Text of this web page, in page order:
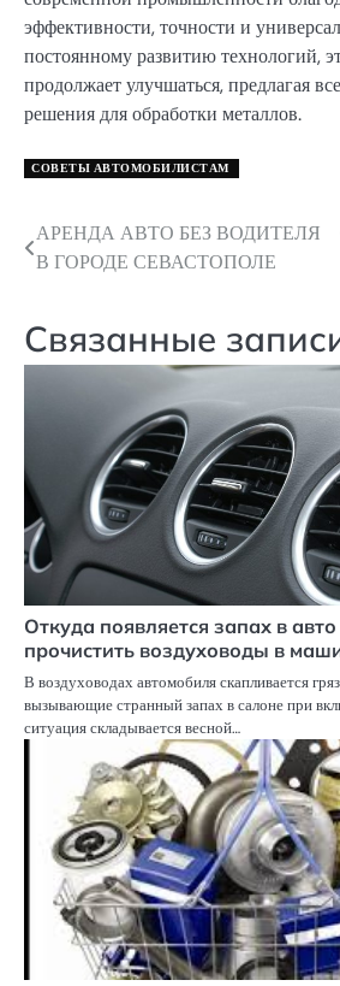
эффективности, точности и
постоянному развитию технологий,
продолжает улучшаться, предлагая
решения для обработки металлов.
СОВЕТЫ АВТОМОБИЛИСТАМ
Навигация
записям
АРЕНДА АВТО БЕЗ ВОДИТЕЛЯ
В ГОРОДЕ СЕВАСТОПОЛЕ
Связанные
Откуда появляется запах в
прочистить воздуховоды в
В воздуховодах автомобиля скапливается
вызывающие странный запах в салоне при
ситуация складывается весной…